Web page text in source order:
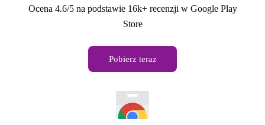
Ocena 4.6/5 na podstawie 16k+ recenzji w Google Play
Store
Pobierz teraz